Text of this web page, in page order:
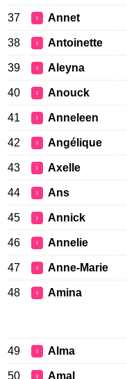
37 ♀ Annet
38 ♀ Antoinette
39 ♀ Aleyna
40 ♀ Anouck
41 ♀ Anneleen
42 ♀ Angélique
43 ♀ Axelle
44 ♀ Ans
45 ♀ Annick
46 ♀ Annelie
47 ♀ Anne-Marie
48 ♀ Amina
49 ♀ Alma
50 ♀ Amal